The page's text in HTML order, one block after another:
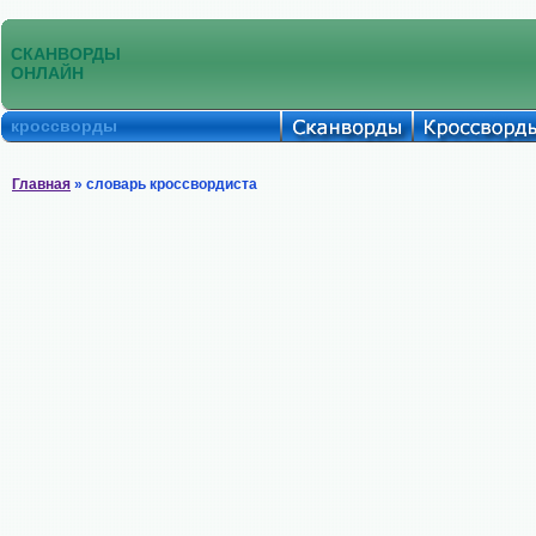
СКАНВОРДЫ
ОНЛАЙН
кроссворды
Главная » словарь кроссвордиста